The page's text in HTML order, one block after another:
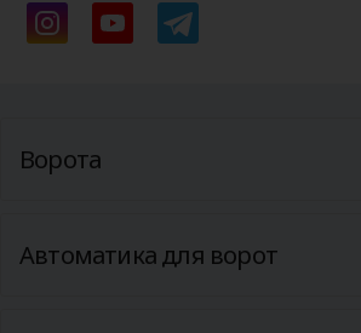
Ворота
Автоматика для ворот